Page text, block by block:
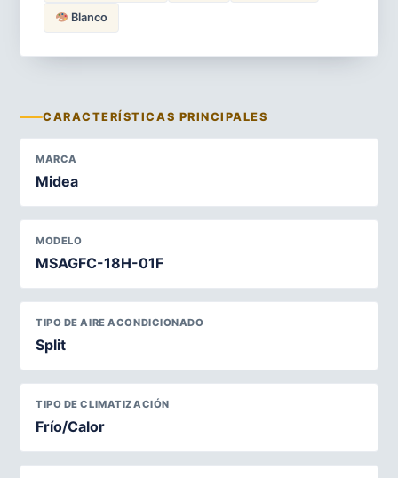
Blanco
CARACTERÍSTICAS PRINCIPALES
MARCA
Midea
MODELO
MSAGFC-18H-01F
TIPO DE AIRE ACONDICIONADO
Split
TIPO DE CLIMATIZACIÓN
Frío/Calor